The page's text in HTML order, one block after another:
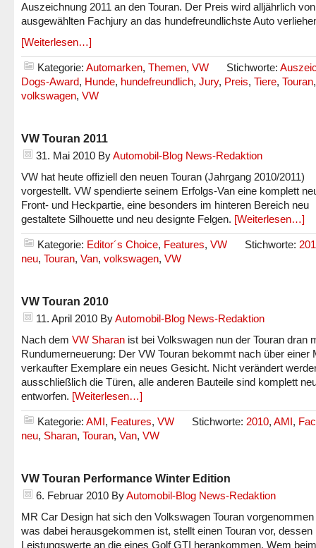
Auszeichnung 2011 an den Touran. Der Preis wird alljährlich
ausgewählten Fachjury an das hundefreundlichste Auto
[Weiterlesen…]
Kategorie: Automarken, Themen, VW Stichworte:
Dogs-Award, Hunde, hundefreundlich, Jury, Preis, Tiere, Touran,
volkswagen, VW
VW Touran 2011
31. Mai 2010 ByAutomobil-Blog News-Redaktion
VW hat heute offiziell den neuen Touran (Jahrgang 2010/2011)
vorgestellt. VW spendierte seinem Erfolgs-Van eine komplett
Front- und Heckpartie, eine besonders im hinteren Bereich neu
gestaltete Silhouette und neu designte Felgen. [Weiterlesen…]
Kategorie: Editor´s Choice, Features, VW Stichworte:
neu, Touran, Van, volkswagen, VW
VW Touran 2010
11. April 2010 ByAutomobil-Blog News-Redaktion
Nach dem VW Sharan ist bei Volkswagen nun der Touran dran
Rundumerneuerung: Der VW Touran bekommt nach über einer
verkaufter Exemplare ein neues Gesicht. Nicht verändert
ausschließlich die Türen, alle anderen Bauteile sind komplett
entworfen. [Weiterlesen…]
Kategorie: AMI, Features, VW Stichworte: 2010, AMI,
neu, Sharan, Touran, Van, VW
VW Touran Performance Winter Edition
6. Februar 2010 ByAutomobil-Blog News-Redaktion
MR Car Design hat sich den Volkswagen Touran vorgenommen
was dabei herausgekommen ist, stellt einen Touran vor, dessen
Leistungswerte an die eines Golf GTI herankommen. Wem beim